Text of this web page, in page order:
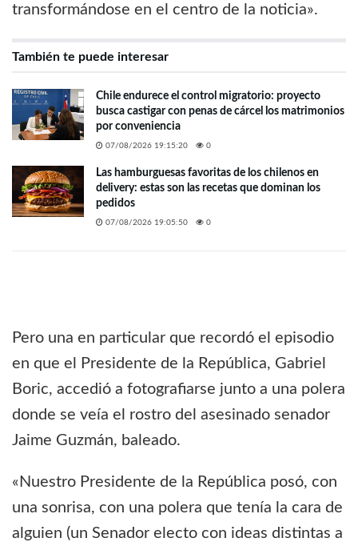
transformándose en el centro de la noticia».
También te puede interesar
Chile endurece el control migratorio: proyecto
busca castigar con penas de cárcel los matrimonios
por conveniencia
07/08/2026 19:15:20 0
Las hamburguesas favoritas de los chilenos en
delivery: estas son las recetas que dominan los
pedidos
07/08/2026 19:05:50 0
Pero una en particular que recordó el episodio
en que el Presidente de la República, Gabriel
Boric, accedió a fotografiarse junto a una polera
donde se veía el rostro del asesinado senador
Jaime Guzmán, baleado.
«Nuestro Presidente de la República posó, con
una sonrisa, con una polera que tenía la cara de
alguien (un Senador electo con ideas distintas a